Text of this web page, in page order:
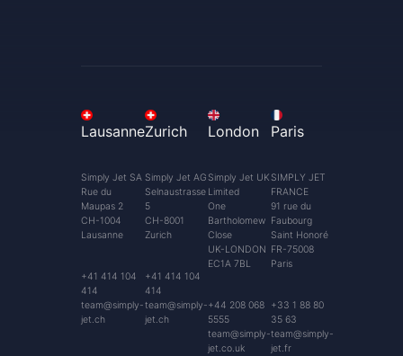
Lausanne
Simply Jet SA
Rue du
Maupas 2
CH-1004
Lausanne
+41 414 104
414
team@simply-
jet.ch
Zurich
Simply Jet AG
Selnaustrasse
5
CH-8001
Zurich
+41 414 104
414
team@simply-
jet.ch
London
Simply Jet UK
Limited
One
Bartholomew
Close
UK-LONDON
EC1A 7BL
+44 208 068
5555
team@simply-
jet.co.uk
Paris
SIMPLY JET
FRANCE
91 rue du
Faubourg
Saint Honoré
FR-75008
Paris
+33 1 88 80
35 63
team@simply-
jet.fr